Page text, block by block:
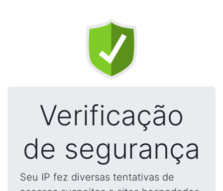
Verificação
de segurança
Seu IP fez diversas tentativas de